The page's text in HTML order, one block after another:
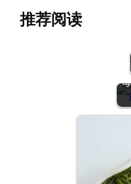
推荐阅读